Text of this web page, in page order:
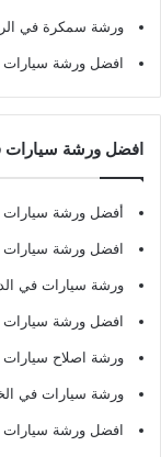
ورشة سمكرة في
افضل ورشة سيارات
افضل ورشة سيارات
أفضل ورشة سيارات
افضل ورشة سيارات
ورشة سيارات في
افضل ورشة سيارات
ورشة اصلاح سيارات
ورشة سيارات في
افضل ورشة سيارات